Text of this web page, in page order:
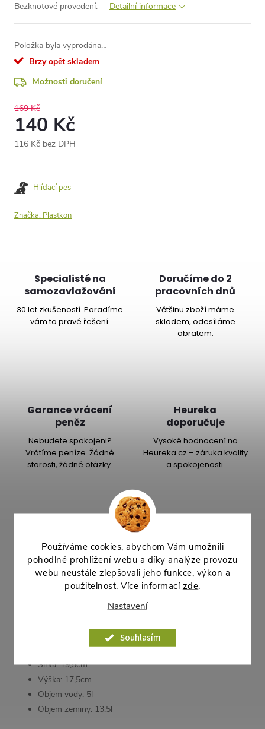
Používáme cookies, abychom Vám umožnili
pohodlné prohlížení webu a díky analýze provozu
webu neustále zlepšovali jeho funkce, výkon a
použitelnost. Více informací zde.
Nastavení
Souhlasím
Bezknotové provedení.
Detailní informace
Položka byla vyprodána…
Brzy opět skladem
Možnosti doručení
169 Kč
140 Kč
116 Kč bez DPH
cena:
Hlídací pes
Značka: Plastkon
Specialisté na
samozavlažování
30 let zkušeností. Poradíme
vám to pravé řešení.
Doručíme do 2
pracovních dnů
Většinu zboží máme
skladem, odesíláme
obratem.
Garance vrácení
peněz
Nebudete spokojeni?
Vrátíme peníze. Žádné
starosti, žádné otázky.
Heureka
doporučuje
Vysoké hodnocení na
Heureka.cz – záruka kvality
a spokojenosti.
Detailní popis produktu
Součástí je hladinoměr.
Celkový objem: 23,5l
Šířka: 19,5cm
Výška: 17,5cm
Objem vody: 5l
Objem zeminy: 13,5l